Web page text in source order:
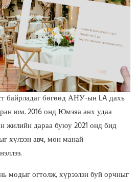
байрладаг бөгөөд АНУ-ын LA дахь
юм. 2016 онд Юмэяа анх удаа
жилийн дараа буюу 2021 онд бид
хүлээн авч, мөн манай
модыг огтолж, хүрээлэн буй орчныг